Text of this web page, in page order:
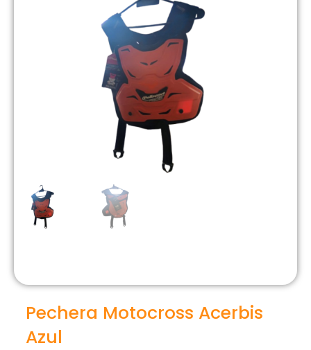
Pechera Motocross Acerbis
Azul